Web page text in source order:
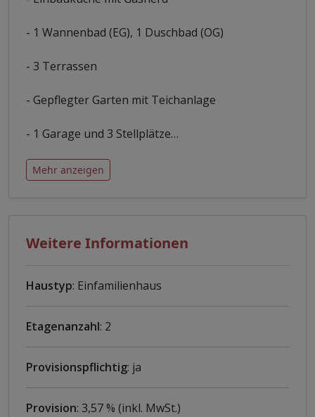
- 1 Wannenbad (EG), 1 Duschbad (OG)
- 3 Terrassen
- Gepflegter Garten mit Teichanlage
- 1 Garage und 3 Stellplätze…
Mehr anzeigen
Weitere Informationen
Haustyp: Einfamilienhaus
Etagenanzahl: 2
Provisionspflichtig: ja
Provision: 3,57 % (inkl. MwSt.)